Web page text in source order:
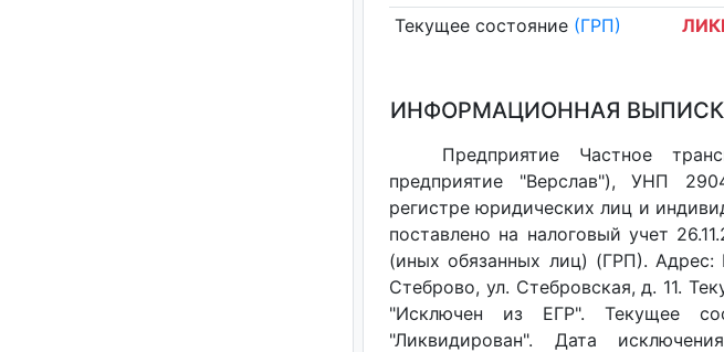
Текущее состояние (ГРП)
ИНФОРМАЦИОННАЯ
Предприятие Частное
предприятие "Верслав"), УНП
регистре юридических лиц и
поставлено на налоговый учет
(иных обязанных лиц) (ГРП).
Стеброво, ул. Стебровская, д. 11.
"Исключен из ЕГР". Текущее
"Ликвидирован". Дата